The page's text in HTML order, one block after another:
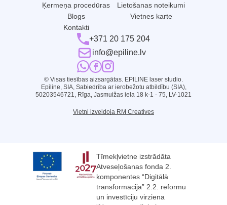
Ķermeņa procedūras
Blogs
Kontakti
Lietošanas noteikumi
Vietnes karte
+371 20 175 204
info@epiline.lv
© Visas tiesības aizsargātas. EPILINE laser studio.
Epiline, SIA, Sabiedrība ar ierobežotu atbildību (SIA),
50203546721, Rīga, Jasmuižas iela 18 k-1 - 75, LV-1021
Vietni izveidoja RM Creatives
Tīmekļvietne izstrādāta
Atveseļošanas fonda 2.
komponentes “Digitālā
transformācija” 2.2. reformu
un investīciju virziena